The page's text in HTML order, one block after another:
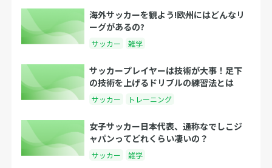
海外サッカーを観よう!欧州にはどんなリ
ーグがあるの?
サッカー 雑学
サッカープレイヤーは技術が大事！足下
の技術を上げるドリブルの練習法とは
サッカー トレーニング
女子サッカー日本代表、通称なでしこジ
ャパンってどれくらい凄いの？
サッカー 雑学